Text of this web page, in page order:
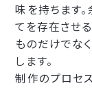
味を持ちます。
てを存在させ
ものだけでな
します。
制作のプロセ